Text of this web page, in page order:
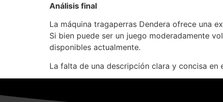
Análisis final
La máquina tragaperras Dendera ofrece una
Si bien puede ser un juego moderadamente
disponibles actualmente.
La falta de una descripción clara y concisa